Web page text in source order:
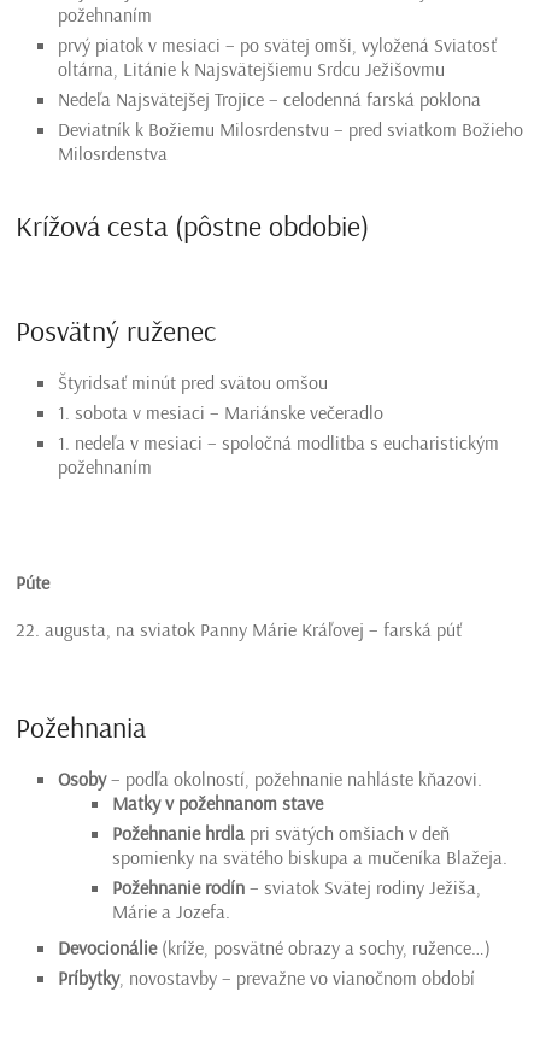
požehnaním
prvý piatok v mesiaci – po svätej omši, vyložená Sviatosť
oltárna, Litánie k Najsvätejšiemu Srdcu Ježišovmu
Nedeľa Najsvätejšej Trojice – celodenná farská poklona
Deviatník k Božiemu Milosrdenstvu – pred sviatkom Božieho
Milosrdenstva
Krížová cesta (pôstne obdobie)
Posvätný ruženec
Štyridsať minút pred svätou omšou
1. sobota v mesiaci – Mariánske večeradlo
1. nedeľa v mesiaci – spoločná modlitba s eucharistickým
požehnaním
Púte
22. augusta, na sviatok Panny Márie Kráľovej – farská púť
Požehnania
Osoby– podľa okolností, požehnanie nahláste kňazovi.
Matky v požehnanom stave
Požehnanie hrdla pri svätých omšiach v deň
spomienky na svätého biskupa a mučeníka Blažeja.
Požehnanie rodín– sviatok Svätej rodiny Ježiša,
Márie a Jozefa.
Devocionálie(kríže, posvätné obrazy a sochy, ružence…)
Príbytky, novostavby – prevažne vo vianočnom období